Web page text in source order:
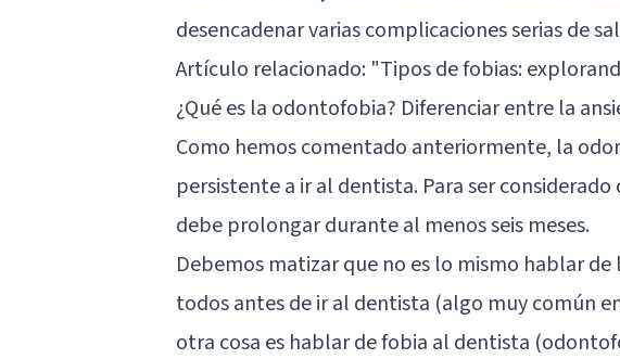
desencadenar varias complicaciones serias de
Artículo relacionado: "Tipos de fobias:
¿Qué es la odontofobia? Diferenciar entre la
Como hemos comentado anteriormente, la
persistente a ir al dentista. Para ser
debe prolongar durante al menos seis meses.
Debemos matizar que no es lo mismo hablar
todos antes de ir al dentista (algo muy común
otra cosa es hablar de fobia al dentista